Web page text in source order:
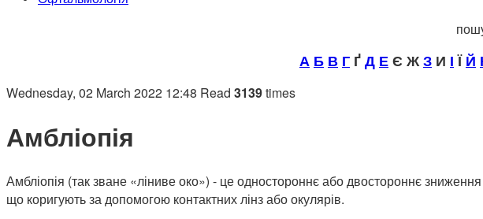
А Б В Г ҐД ЕЄ ЖЗ И ІЇЙ
Wednesday, 02 March 2022 12:48 Read 3139times
Амбліопія
Амбліопія (так зване «ліниве око») - це одностороннє або двостороннє
що коригують за допомогою контактних лінз або окулярів.